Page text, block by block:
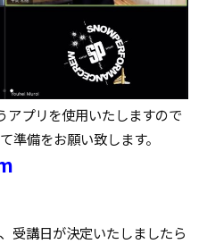
アプリを使用いたしますので
準備をお願い致します。
受講日が決定いたしましたら